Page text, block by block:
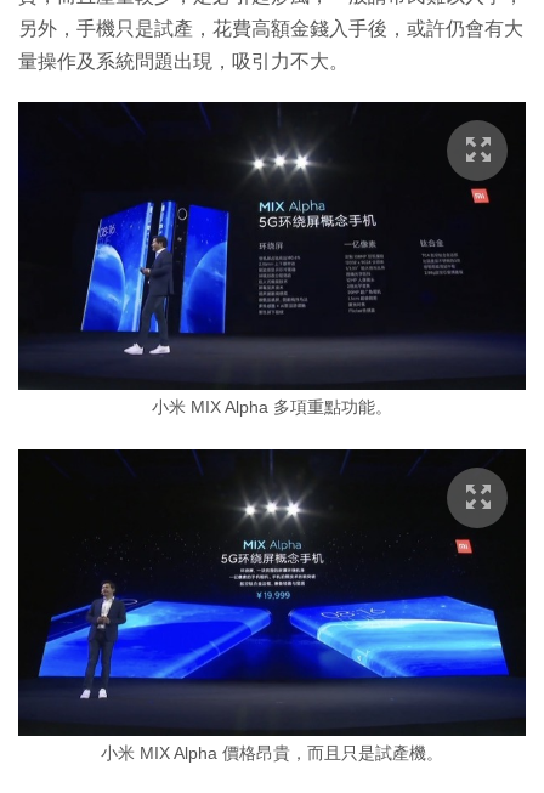
另外，手機只是試產，花費高額金錢入手後，或許仍會有大
量操作及系統問題出現，吸引力不大。
小米 MIX Alpha 多項重點功能。
小米 MIX Alpha 價格昂貴，而且只是試產機。